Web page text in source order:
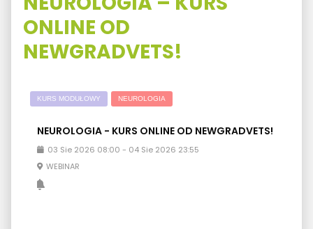
ONLINE OD
NEWGRADVETS!
KURS MODUŁOWY NEUROLOGIA
NEUROLOGIA - KURS ONLINE OD NEWGRADVETS!
03 Sie 2026 08:00 - 04 Sie 2026 23:55
WEBINAR